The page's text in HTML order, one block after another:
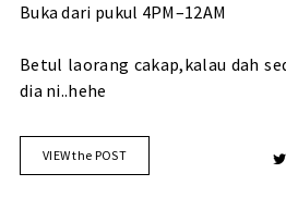
Buka dari pukul 4PM–12AM
Betul laorang cakap,kalau dah
dia ni..hehe
VIEW the POST